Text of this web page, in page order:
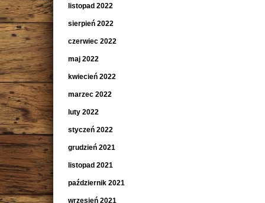
listopad 2022
sierpień 2022
czerwiec 2022
maj 2022
kwiecień 2022
marzec 2022
luty 2022
styczeń 2022
grudzień 2021
listopad 2021
październik 2021
wrzesień 2021